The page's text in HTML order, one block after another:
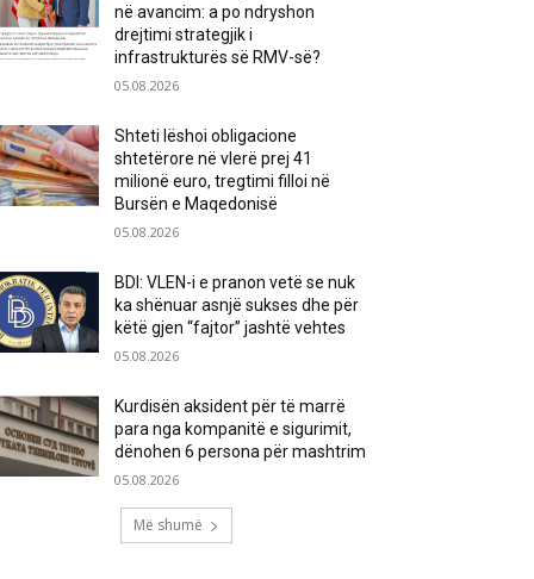
në avancim: a po ndryshon
drejtimi strategjik i
infrastrukturës së RMV-së?
05.08.2026
Shteti lëshoi obligacione
shtetërore në vlerë prej 41
milionë euro, tregtimi filloi në
Bursën e Maqedonisë
05.08.2026
BDI: VLEN-i e pranon vetë se nuk
ka shënuar asnjë sukses dhe për
këtë gjen “fajtor” jashtë vehtes
05.08.2026
Kurdisën aksident për të marrë
para nga kompanitë e sigurimit,
dënohen 6 persona për mashtrim
05.08.2026
Më shumë